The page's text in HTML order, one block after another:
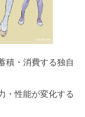
積・消費する独自
・性能が変化する